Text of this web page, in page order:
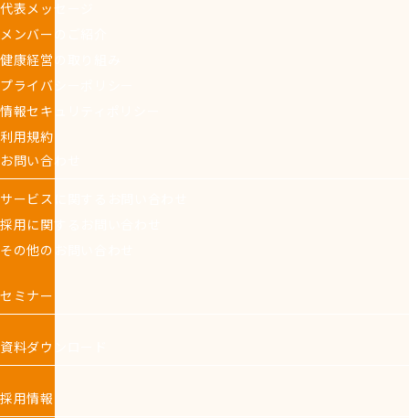
代表メッセージ
メンバーのご紹介
健康経営の取り組み
プライバシーポリシー
情報セキュリティポリシー
利用規約
お問い合わせ
サービスに関するお問い合わせ
採用に関するお問い合わせ
その他のお問い合わせ
セミナー
資料ダウンロード
採用情報